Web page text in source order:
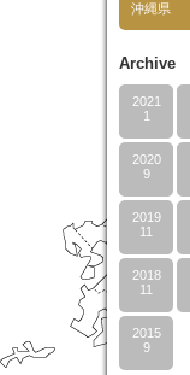
沖縄県
Archive
2021
1
2020
9
2019
11
2018
11
2015
9